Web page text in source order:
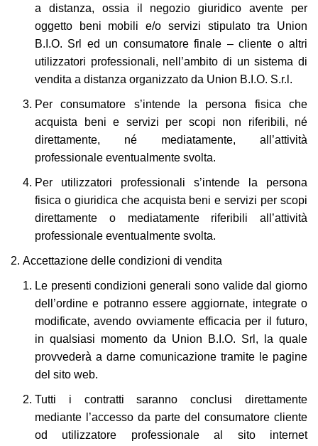
a distanza, ossia il negozio giuridico avente per
oggetto beni mobili e/o servizi stipulato tra Union
B.I.O. Srl ed un consumatore finale – cliente o altri
utilizzatori professionali, nell’ambito di un sistema di
vendita a distanza organizzato da Union B.I.O. S.r.l.
Per consumatore s’intende la persona fisica che
acquista beni e servizi per scopi non riferibili, né
direttamente, né mediatamente, all’attività
professionale eventualmente svolta.
Per utilizzatori professionali s’intende la persona
fisica o giuridica che acquista beni e servizi per scopi
direttamente o mediatamente riferibili all’attività
professionale eventualmente svolta.
Accettazione delle condizioni di vendita
Le presenti condizioni generali sono valide dal giorno
dell’ordine e potranno essere aggiornate, integrate o
modificate, avendo ovviamente efficacia per il futuro,
in qualsiasi momento da Union B.I.O. Srl, la quale
provvederà a darne comunicazione tramite le pagine
del sito web.
Tutti i contratti saranno conclusi direttamente
mediante l’accesso da parte del consumatore cliente
od utilizzatore professionale al sito internet